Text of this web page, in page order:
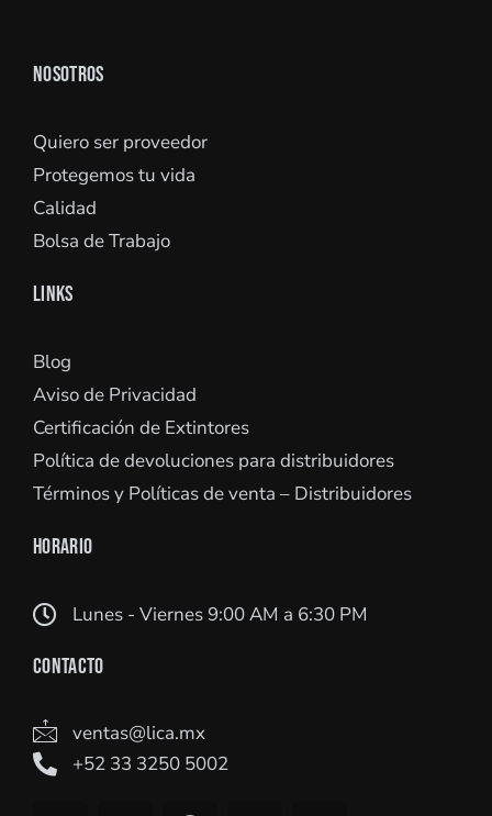
NOSOTROS
Quiero ser proveedor
Protegemos tu vida
Calidad
Bolsa de Trabajo
LINKS
Blog
Aviso de Privacidad
Certificación de Extintores
Política de devoluciones para distribuidores
Términos y Políticas de venta – Distribuidores
HORARIO
Lunes - Viernes 9:00 AM a 6:30 PM
CONTACTO
ventas@lica.mx
+52 33 3250 5002